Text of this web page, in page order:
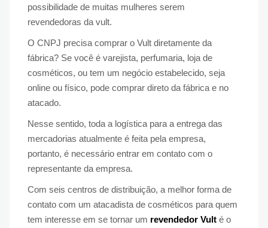
possibilidade de muitas mulheres serem
revendedoras da vult.
O CNPJ precisa comprar o Vult diretamente da
fábrica? Se você é varejista, perfumaria, loja de
cosméticos, ou tem um negócio estabelecido, seja
online ou físico, pode comprar direto da fábrica e no
atacado.
Nesse sentido, toda a logística para a entrega das
mercadorias atualmente é feita pela empresa,
portanto, é necessário entrar em contato com o
representante da empresa.
Com seis centros de distribuição, a melhor forma de
contato com um atacadista de cosméticos para quem
tem interesse em se tornar um revendedor Vult é o